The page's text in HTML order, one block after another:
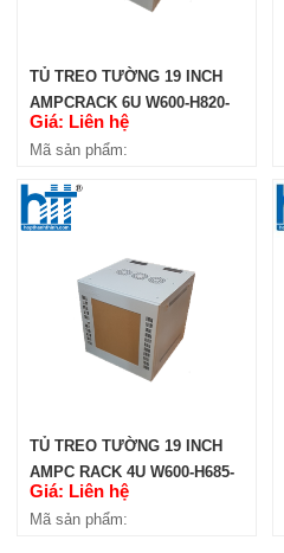
TỦ TREO TƯỜNG 19 INCH
AMPCRACK 6U W600-H820-
D450
Giá: Liên hệ
Mã sản phẩm:
TỦ TREO TƯỜNG 19 INCH
AMPC RACK 4U W600-H685-
D600
Giá: Liên hệ
Mã sản phẩm: